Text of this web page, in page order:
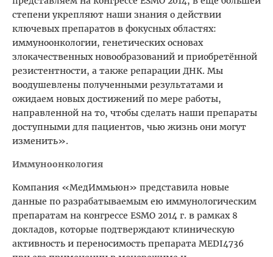
степени укрепляют наши знания о действии
ключевых препаратов в фокусных областях:
иммуноонкологии, генетических основах
злокачественных новообразований и приобретённой
резистентности, а также репарации ДНК. Мы
воодушевлены полученными результатами и
ожидаем новых достижений по мере работы,
направленной на то, чтобы сделать наши препараты
доступными для пациентов, чью жизнь они могут
изменить».
Иммуноонкология
Компания «МедИммьюн» представила новые
данные по разрабатываемым ею иммунологическим
препаратам на конгрессе ESMO 2014 г. в рамках 8
докладов, которые подтверждают клиническую
активность и переносимость препарата MEDI4736